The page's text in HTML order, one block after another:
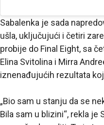
Sabalenka je sada
ušla, uključujući i četiri
probije do Final Eight, sa
Elina Svitolina i Mirra
iznenađujućih rezultata
„Bio sam u stanju da se
Bila sam u blizini“, rekla je